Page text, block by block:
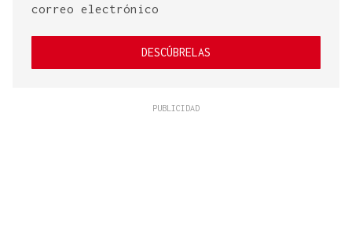
correo electrónico
DESCÚBRELAS